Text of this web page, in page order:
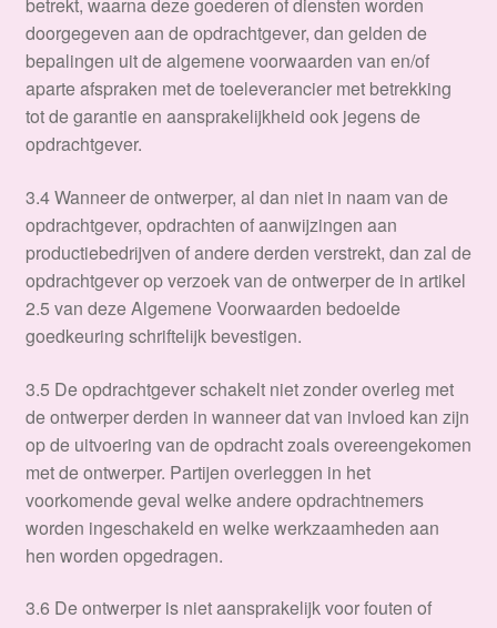
betrekt, waarna deze goederen of diensten worden
doorgegeven aan de opdrachtgever, dan gelden de
bepalingen uit de algemene voorwaarden van en/of
aparte afspraken met de toeleverancier met betrekking
tot de garantie en aansprakelijkheid ook jegens de
opdrachtgever.
3.4 Wanneer de ontwerper, al dan niet in naam van de
opdrachtgever, opdrachten of aanwijzingen aan
productiebedrijven of andere derden verstrekt, dan zal de
opdrachtgever op verzoek van de ontwerper de in artikel
2.5 van deze Algemene Voorwaarden bedoelde
goedkeuring schriftelijk bevestigen.
3.5 De opdrachtgever schakelt niet zonder overleg met
de ontwerper derden in wanneer dat van invloed kan zijn
op de uitvoering van de opdracht zoals overeengekomen
met de ontwerper. Partijen overleggen in het
voorkomende geval welke andere opdrachtnemers
worden ingeschakeld en welke werkzaamheden aan
hen worden opgedragen.
3.6 De ontwerper is niet aansprakelijk voor fouten of